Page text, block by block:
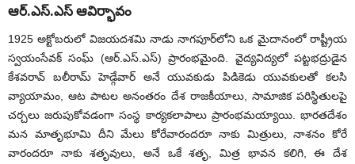
ఆర్‌.ఎస్‌.ఎస్‌ ఆవిర్భావం
1925 అక్టోబరులో విజయదశమి నాడు నాగపూర్‌లోని ఒక మైదానంలో రాష్ట్రీయ
స్వయంసేవక్‌ సంఘ్‌ (ఆర్‌.ఎస్‌.ఎస్‌) ప్రారంభమైంది. వైద్యవిద్యలో పట్టభద్రుడైన
కేశవరావ్‌ బలీరామ్ హెడ్గేవార్‌ అనే యువకుడు పిడికెడు యువకులతో కలసి
వ్యాయామం, ఆట పాటల అనంతరం దేశ రాజకీయాలు, సామాజిక పరిస్థితులపై
చర్చలు జరుపుకోవడంగా సంస్థ కార్యకలాపాలు ప్రారంభమయ్యాయి. భారతదేశం
మన మాతృభూమి దీని మేలు కోరేవారందరూ నాకు మిత్రులు, నాశనం కోరే
వారందరూ నాకు శతృవులు, అనే ఒకే శతృ, మిత్ర భావన కలిగి, ఈ దేశ